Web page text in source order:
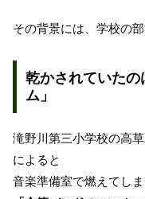
その背景には、学校の
乾かされていた
ム」
滝野川第三小学校の高
によると
音楽準備室で燃えてし